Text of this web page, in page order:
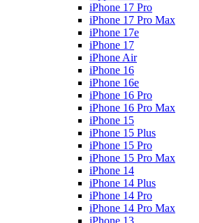
iPhone 17 Pro
iPhone 17 Pro Max
iPhone 17e
iPhone 17
iPhone Air
iPhone 16
iPhone 16e
iPhone 16 Pro
iPhone 16 Pro Max
iPhone 15
iPhone 15 Plus
iPhone 15 Pro
iPhone 15 Pro Max
iPhone 14
iPhone 14 Plus
iPhone 14 Pro
iPhone 14 Pro Max
iPhone 13